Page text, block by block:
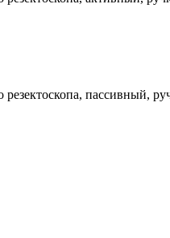
пассивный,